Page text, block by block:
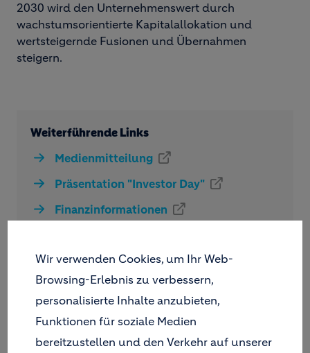
2030 wird den Unternehmenswert durch
wachstumsorientierte Kapitalallokation und
wertsteigernde Fusionen und Übernahmen
steigern.
Weiterführende Links
Medienmitteilung
Präsentation "Investor Day"
Finanzinformationen
Wir verwenden Cookies, um Ihr Web-
Browsing-Erlebnis zu verbessern,
personalisierte Inhalte anzubieten,
Funktionen für soziale Medien
bereitzustellen und den Verkehr auf unserer